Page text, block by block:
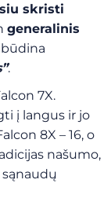
skristi
generalinis
.
7X.
į langus ir jo
8X – 16, o
našumo,